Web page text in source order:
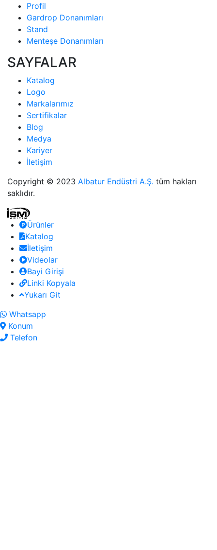
Profil
Gardrop Donanımları
Stand
Menteşe Donanımları
SAYFALAR
Katalog
Logo
Markalarımız
Sertifikalar
Blog
Medya
Kariyer
İletişim
Copyright © 2023 Albatur Endüstri A.Ş. tüm hakları
saklıdır.
Ürünler
Katalog
İletişim
Videolar
Bayi Girişi
Linki Kopyala
Yukarı Git
Whatsapp
Konum
Telefon